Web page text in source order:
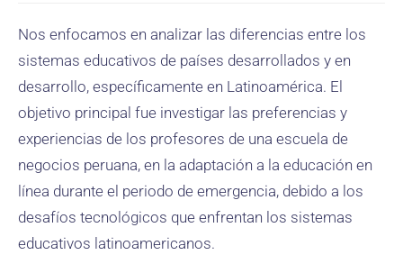
Nos enfocamos en analizar las diferencias entre los
sistemas educativos de países desarrollados y en
desarrollo, específicamente en Latinoamérica. El
objetivo principal fue investigar las preferencias y
experiencias de los profesores de una escuela de
negocios peruana, en la adaptación a la educación en
línea durante el periodo de emergencia, debido a los
desafíos tecnológicos que enfrentan los sistemas
educativos latinoamericanos.